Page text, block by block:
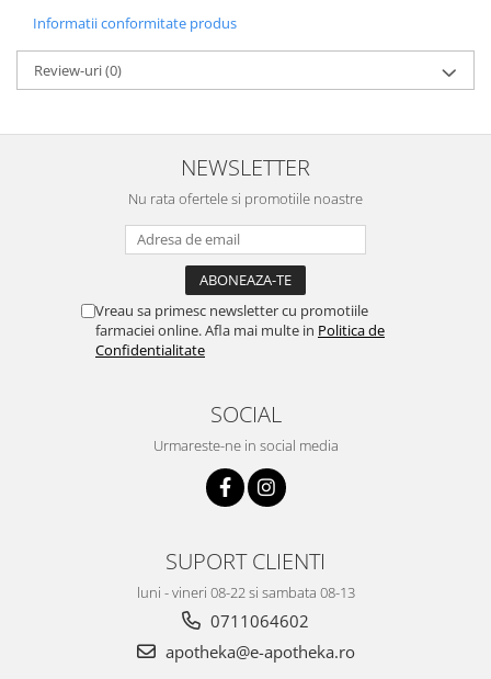
Informatii conformitate produs
Review-uri(0)
NEWSLETTER
Nu rata ofertele si promotiile noastre
Vreau sa primesc newsletter cu promotiile
farmaciei online. Afla mai multe in Politica de
Confidentialitate
SOCIAL
Urmareste-ne in social media
SUPORT CLIENTI
luni - vineri 08-22 si sambata 08-13
0711064602
apotheka@e-apotheka.ro